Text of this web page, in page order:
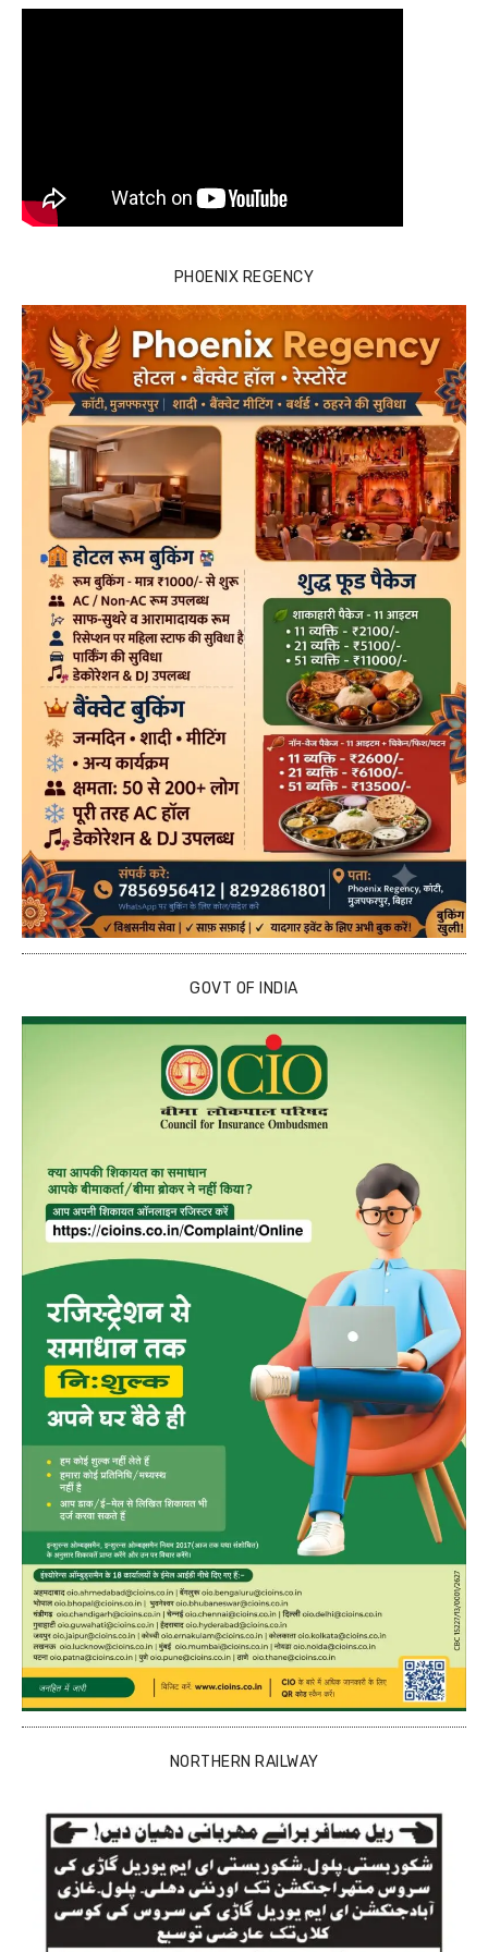
PHOENIX REGENCY
GOVT OF INDIA
NORTHERN RAILWAY